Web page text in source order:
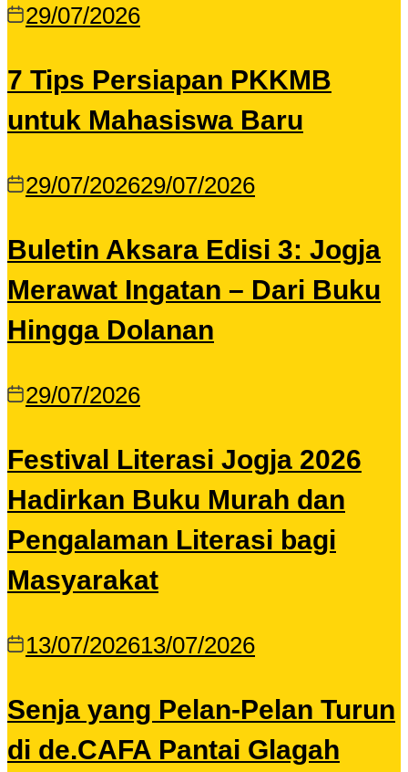
29/07/2026
7 Tips Persiapan PKKMB
untuk Mahasiswa Baru
29/07/202629/07/2026
Buletin Aksara Edisi 3: Jogja
Merawat Ingatan – Dari Buku
Hingga Dolanan
29/07/2026
Festival Literasi Jogja 2026
Hadirkan Buku Murah dan
Pengalaman Literasi bagi
Masyarakat
13/07/202613/07/2026
Senja yang Pelan-Pelan Turun
di de.CAFA Pantai Glagah